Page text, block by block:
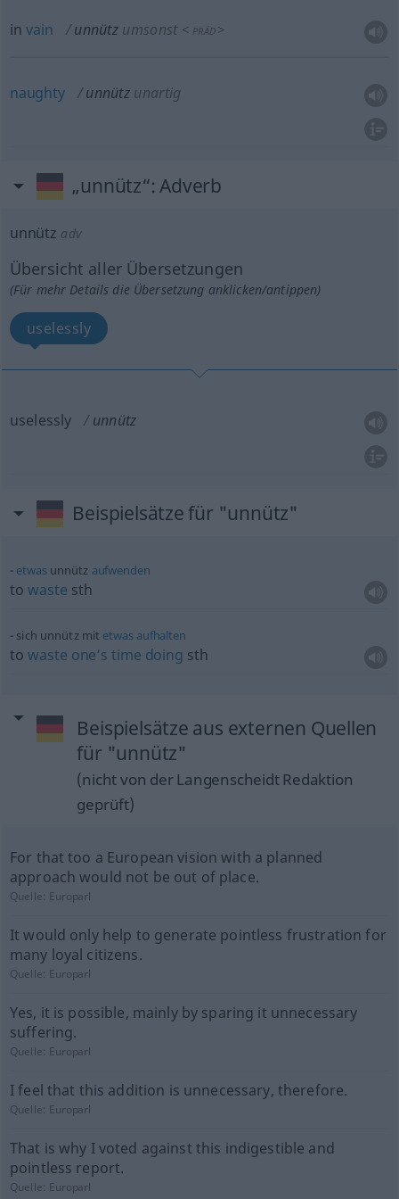
invain unnütz umsonst < PRÄD >
naughty unnütz unartig
„unnütz“: Adverb
unnütz adv
Übersicht aller Übersetzungen
(Für mehr Details die Übersetzung anklicken/antippen)
uselessly
uselessly unnütz
Beispielsätze für "unnütz"
etwasunnütz aufwenden
towaste sth
sich unnütz mit etwas aufhalten
towaste one’s time doing sth
Beispielsätze aus externen Quellen
für "unnütz"
(nicht von der Langenscheidt Redaktion
geprüft)
For that too a European vision with a planned
approach would not be out of place.
Quelle: Europarl
It would only help to generate pointless frustration for
many loyal citizens.
Quelle: Europarl
Yes, it is possible, mainly by sparing it unnecessary
suffering.
Quelle: Europarl
I feel that this addition is unnecessary, therefore.
Quelle: Europarl
That is why I voted against this indigestible and
pointless report.
Quelle: Europarl